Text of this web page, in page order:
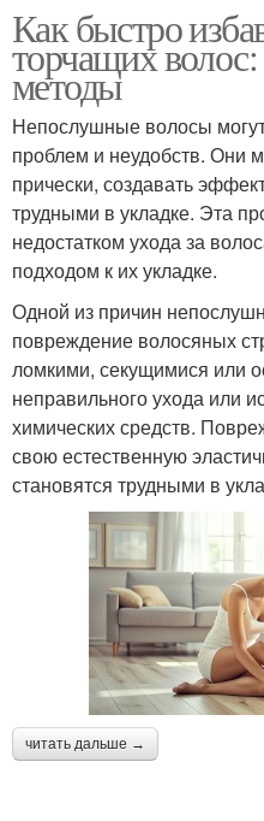
Как быстро
торчащих
методы
Непослушные волосы
проблем и неудобств. Они
прически, создавать
трудными в укладке. Эта
недостатком ухода за
подходом к их укладке.
Одной из причин
повреждение волосяных
ломкими, секущимися или
неправильного ухода или
химических средств.
свою естественную
становятся трудными в
читать дальше →